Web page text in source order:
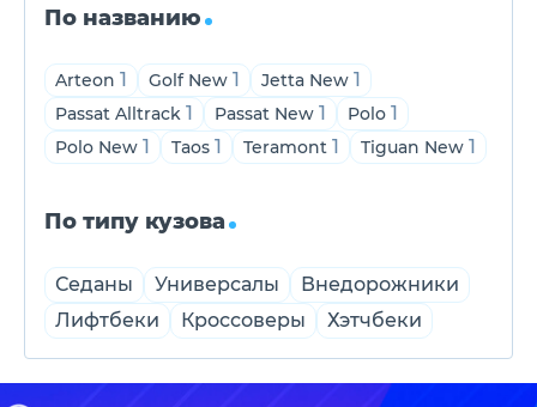
Контакты
8 800 500-03-23
с 08:00 по 20:00, без выходных
По названию
Arteon 1 Golf New 1 Jetta New 1
Passat Alltrack 1 Passat New 1 Polo 1
Polo New 1 Taos 1 Teramont 1 Tiguan New 1
По типу кузова
Седаны Универсалы
Внедорожники
Лифтбеки
Кроссоверы Хэтчбеки